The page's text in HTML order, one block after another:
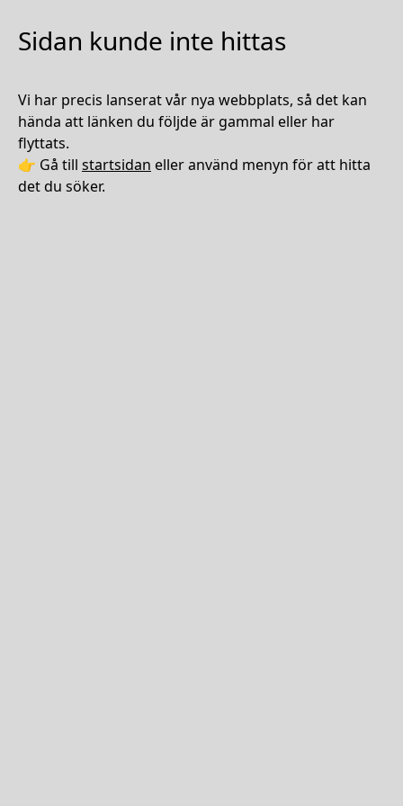
Sidan kunde inte hittas
Vi har precis lanserat vår nya webbplats, så det kan
hända att länken du följde är gammal eller har
flyttats.
👉 Gå till startsidan eller använd menyn för att hitta
det du söker.